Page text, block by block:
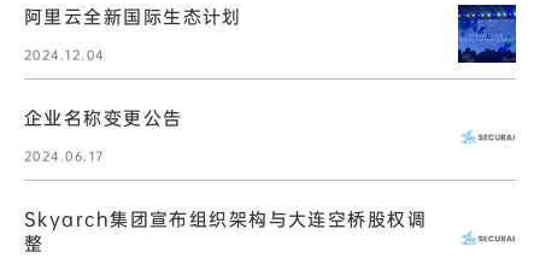
阿里云全新国际生态计划
2024.12.04
企业名称变更公告
2024.06.17
Skyarch集团宣布组织架构与大连空桥股权调
整